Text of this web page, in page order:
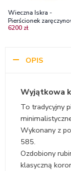
Wieczna Iskra -
Pierścionek
złota żółtego z
6200 zł
OPIS
Wyjątkowa
To tradycyjny
Wykonany z
585.
Ozdobiony
klasyczną